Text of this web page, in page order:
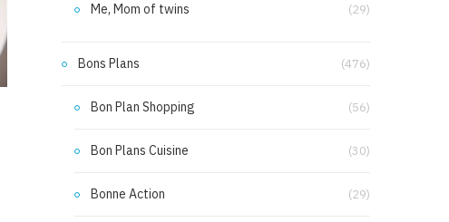
Me, Mom of twins (29)
Bons Plans (476)
Bon Plan Shopping (56)
Bon Plans Cuisine (30)
Bonne Action (29)